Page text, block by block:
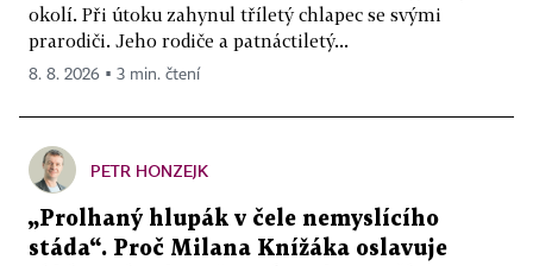
okolí. Při útoku zahynul tříletý chlapec se svými
prarodiči. Jeho rodiče a patnáctiletý...
8. 8. 2026 ▪ 3 min. čtení
PETR HONZEJK
„Prolhaný hlupák v čele nemyslícího
stáda“. Proč Milana Knížáka oslavuje